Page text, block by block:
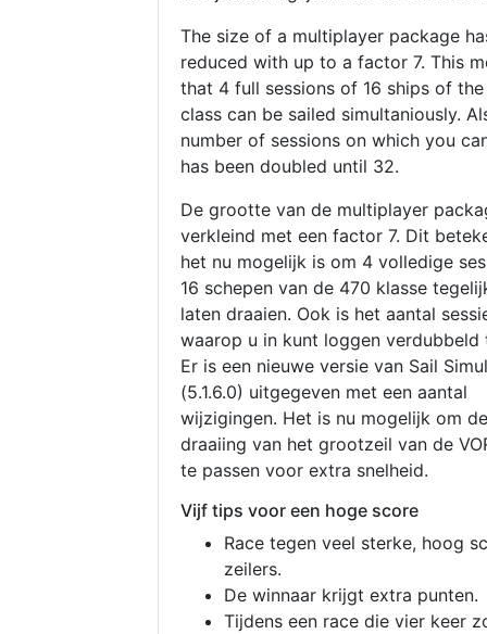
The size of a multiplayer package
reduced with up to a factor 7. This
that 4 full sessions of 16 ships of
class can be sailed simultaniously.
number of sessions on which you
has been doubled until 32.
De grootte van de multiplayer
verkleind met een factor 7. Dit
het nu mogelijk is om 4 volledige
16 schepen van de 470 klasse
laten draaien. Ook is het aantal
waarop u in kunt loggen verdubbeld
Er is een nieuwe versie van Sail
(5.1.6.0) uitgegeven met een aantal
wijzigingen. Het is nu mogelijk om de
draaiing van het grootzeil van de
te passen voor extra snelheid.
Vijf tips voor een hoge score
Race tegen veel sterke, hoog
zeilers.
De winnaar krijgt extra punten.
Tijdens een race die vier keer